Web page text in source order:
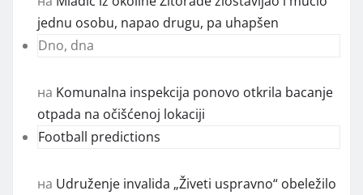
jednu osobu, napao drugu, pa uhapšen
Dno, dna
на Komunalna inspekcija ponovo otkrila bacanje
otpada na očišćenoj lokaciji
Football predictions
на Udruženje invalida „Živeti uspravno“ obeležilo